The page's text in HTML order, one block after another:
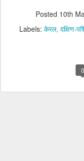
Posted 10th
Labels: केरल दक्षिण-
0